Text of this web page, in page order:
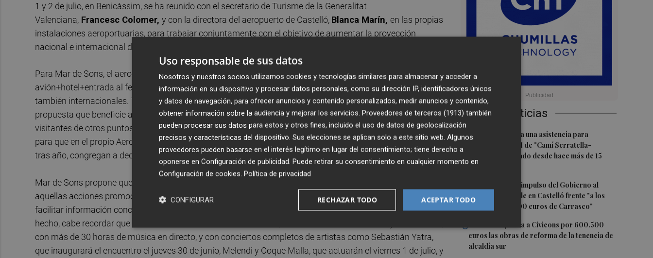
Últimas Noticias
1Burriana impulsa una asistencia para
completar el PAI de "Camí Serratella-
Marge", paralizado desde hace más de 15
años
2 Simó destaca el impulso del Gobierno al
alquiler asequible en Castelló frente "a los
pisos de 200.000 euros de Carrasco"
3 Castelló adjudica a Civicons por 600.500
euros las obras de reforma de la tenencia de
alcaldía sur
1 y 2 de julio, en Benicàssim, se ha reunido con el secretario de Turisme de la Generalitat
Valenciana, Francesc Colomer, y con la directora del aeropuerto de Castelló, Blanca Marín, en las propias
instalaciones aeroportuarias, para trabajar conjuntamente con el objetivo de aumentar la proyección
nacional e internacional del evento musical.
Para Mar de Sons, el aeropuerto es un aliado perfecto para poder trabajar paquetes combinados de
avión+hotel+entrada al festival con el fin de facilitar la llegada de asistentes, no solo nacionales sino
también internacionales. Tanto Colomer, como Marín, se han mostrado totalmente receptivos a cualquier
propuesta que beneficie a la provincia de Castellón, como es la de promocionar eventos que atraigan a
visitantes de otros puntos tanto de España como del resto de Europa. De hecho, trabajarán conjuntamente
para que en el propio Aeropuerto se puedan contemplar imágenes impactantes de los festivales que, año
tras año, congregan a decenas de miles de personas en Castellón.
Mar de Sons propone que el aeropuerto sea un escaparate permanente de estos festivales y que incluso, en
aquellas acciones promocionales que se llevan a cabo en ciudades conectadas con Castelló, se pueda
facilitar información concreta de estos eventos que, cada año, crecen tanto en cantidad como en calidad. De
hecho, cabe recordar que en esta tercera edición de Mar de Sons, ha dado un salto cualitativo y cuantitativo,
con más de 30 horas de música en directo, y con conciertos completos de artistas como Sebastián Yatra,
que inaugurará el encuentro el jueves 30 de junio, Melendi y Coque Malla, que actuarán el viernes 1 de julio, y
Uso responsable de sus datos
Nosotros y nuestros socios utilizamos cookies y tecnologías similares para almacenar y acceder a
información en su dispositivo y procesar datos personales, como su dirección IP, identificadores únicos
y datos de navegación, para ofrecer anuncios y contenido personalizados, medir anuncios y contenido,
obtener información sobre la audiencia y mejorar los servicios. Proveedores de terceros (1913) también
pueden procesar sus datos para estos y otros fines, incluido el uso de datos de geolocalización
precisos y características del dispositivo. Sus elecciones se aplican solo a este sitio web. Algunos
proveedores pueden basarse en el interés legítimo en lugar del consentimiento; tiene derecho a
oponerse en Configuración de publicidad. Puede retirar su consentimiento en cualquier momento en
Configuración de cookies. Política de privacidad
ACEPTAR TODO
RECHAZAR TODO
CONFIGURAR